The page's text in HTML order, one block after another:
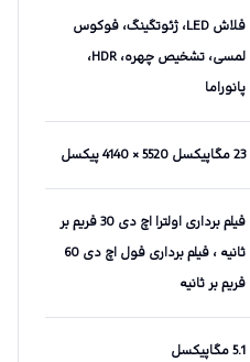
فلاش LED، ژئوتگینگ، فوکوس
لمسی، تشخیص چهره، HDR،
پانوراما
23 مگاپیکسل 5520 × 4140 پیکسل
فیلم برداری اولترا اچ دی 30 فریم بر
ثانیه ، فیلم برداری فول اچ دی 60
فریم بر ثانیه
5.1 مگاپیکسل